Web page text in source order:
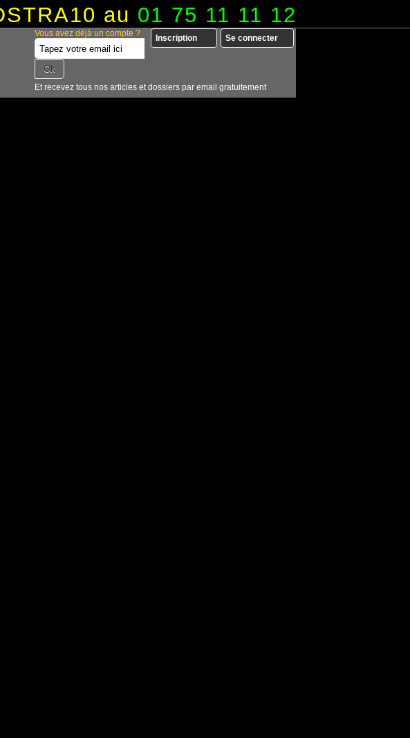
au 01 75 11 11 12
Vous avez déjà un compte ? Se connecter
Inscription
Et recevez tous nos articles et dossiers par email gratuitement